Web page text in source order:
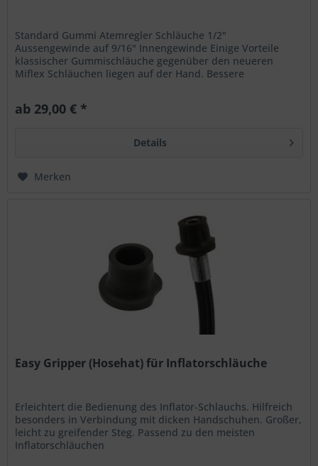
Standard Gummi Atemregler Schläuche 1/2"
Aussengewinde auf 9/16" Innengewinde Einige Vorteile
klassischer Gummischläuche gegenüber den neueren
Miflex Schläuchen liegen auf der Hand. Bessere
ab 29,00 € *
Details
Merken
Easy Gripper (Hosehat) für Inflatorschläuche
Erleichtert die Bedienung des Inflator-Schlauchs. Hilfreich
besonders in Verbindung mit dicken Handschuhen. Großer,
leicht zu greifender Steg. Passend zu den meisten
Inflatorschläuchen